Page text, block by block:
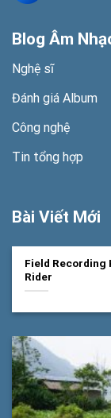
Blog Âm
Nghệ sĩ
Đánh giá Album
Công nghệ
Tin tổng hợp
Bài Viết Mới
Field Recording
Rider